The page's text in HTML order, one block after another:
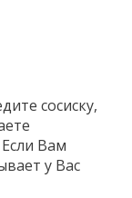
сосиску,
Вам
у Вас